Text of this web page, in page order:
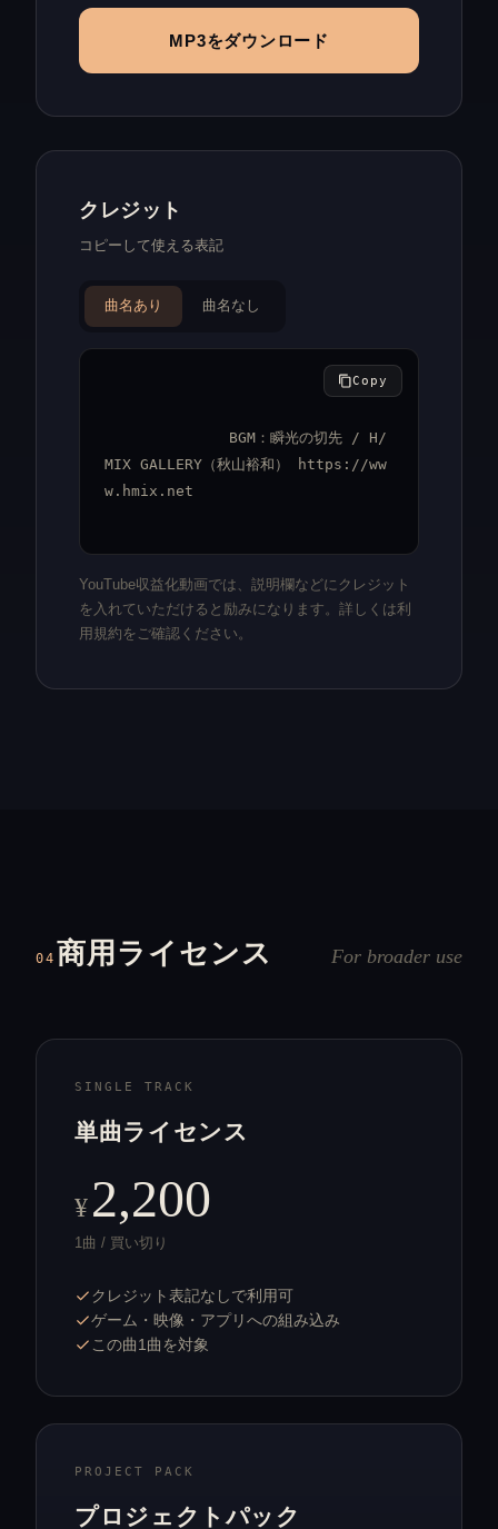
MP3をダウンロード
クレジット
コピーして使える表記
曲名あり 曲名なし
Copy
BGM：瞬光の切先 / H/
MIX GALLERY（秋山裕和） https://ww
w.hmix.net
YouTube収益化動画では、説明欄などにクレジット
を入れていただけると励みになります。詳しくは利
用規約をご確認ください。
04 商用ライセンス For broader use
SINGLE TRACK
単曲ライセンス
¥2,200
1曲 / 買い切り
クレジット表記なしで利用可
ゲーム・映像・アプリへの組み込み
この曲1曲を対象
PROJECT PACK
プロジェクトパック